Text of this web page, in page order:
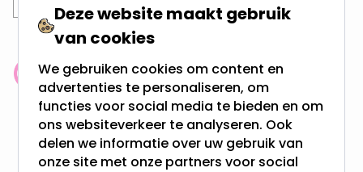
Klantenbeoordeling: 9.4/10
meer dan 100.000 klanten gingen u voor
Gratis verzending + snel geleverd
Vanaf EUR100,- naar NL & BE
Deze website maakt gebruik
van cookies
We gebruiken cookies om content en
advertenties te personaliseren, om
functies voor social media te bieden en om
ons websiteverkeer te analyseren. Ook
delen we informatie over uw gebruik van
onze site met onze partners voor social